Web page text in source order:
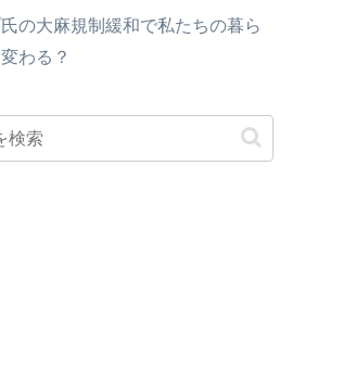
氏の大麻規制緩和で私たちの暮ら
わる？